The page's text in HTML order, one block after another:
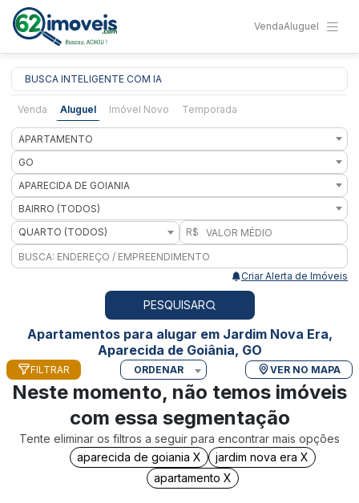
VendaAluguel
BUSCA INTELIGENTE COM IA
Venda Aluguel Imóvel Novo Temporada
APARTAMENTO
GO
APARECIDA DE GOIANIA
BAIRRO (TODOS)
QUARTO (TODOS)
R$
Criar Alerta de Imóveis
PESQUISAR
Apartamentos para alugar em Jardim Nova Era,
Aparecida de Goiânia, GO
FILTRAR ORDENAR VER NO MAPA
Neste momento, não temos imóveis
com essa segmentação
Tente eliminar os filtros a seguir para encontrar mais opções
aparecida de goiania X
jardim nova era X
apartamento X